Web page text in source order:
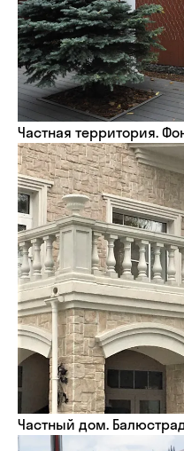
Частная территория.
Частный дом.